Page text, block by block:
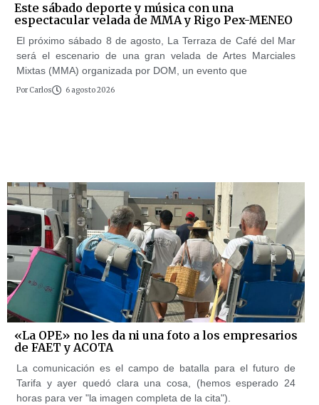
Este sábado deporte y música con una
espectacular velada de MMA y Rigo Pex-MENEO
El próximo sábado 8 de agosto, La Terraza de Café del Mar
será el escenario de una gran velada de Artes Marciales
Mixtas (MMA) organizada por DOM, un evento que
Por Carlos 6 agosto 2026
«La OPE» no les da ni una foto a los empresarios
de FAET y ACOTA
La comunicación es el campo de batalla para el futuro de
Tarifa y ayer quedó clara una cosa, (hemos esperado 24
horas para ver "la imagen completa de la cita").